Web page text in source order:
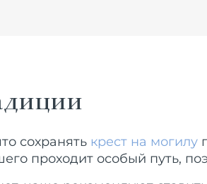
сохранять крест на могилу
проходит особый путь,